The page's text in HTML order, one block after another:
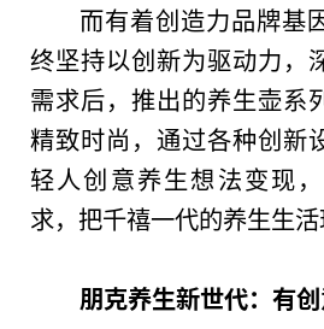
而有着创造力品牌基
终坚持以创新为驱动力，
需求后，推出的养生壶系
精致时尚，通过各种创新
轻人创意养生想法变现
求，把千禧一代的养生生活
朋克养生新世代：有